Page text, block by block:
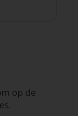
op de